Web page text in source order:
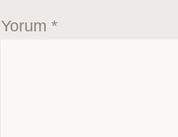
Yorum *